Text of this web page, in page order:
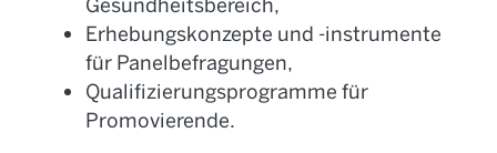
Erhebungskonzepte und -instrumente
für Panelbefragungen,
Qualifizierungsprogramme für
Promovierende.